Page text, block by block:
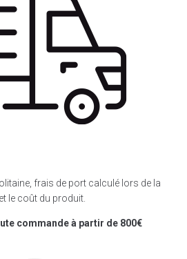
frais de port calculé lors de la
le coût du produit.
commande à partir de 800€